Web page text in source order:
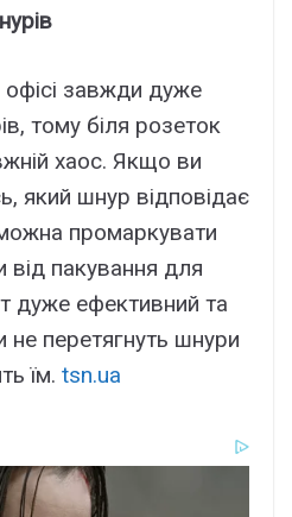
офісі завжди дуже
тому біля розеток
хаос. Якщо ви
який шнур відповідає
промаркувати
пакування для
дуже ефективний та
перетягнуть шнури
їм. tsn.ua